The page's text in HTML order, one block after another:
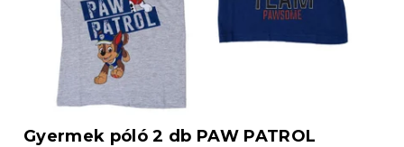
Gyermek póló 2 db PAW PATROL